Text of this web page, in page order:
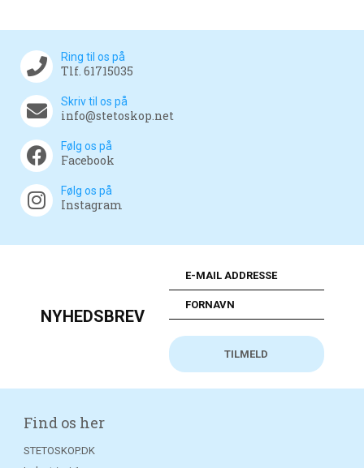
Ring til os på
Tlf. 61715035
Skriv til os på
info@stetoskop.net
Følg os på
Facebook
Følg os på
Instagram
NYHEDSBREV
Find os her
STETOSKOP.DK